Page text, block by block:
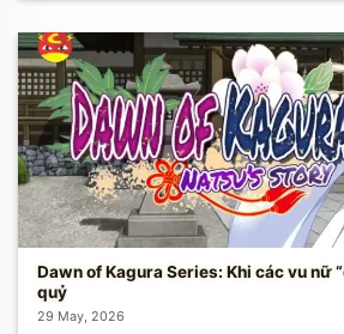
Dawn of Kagura Series: Khi các vu nữ
quỷ
29 May, 2026